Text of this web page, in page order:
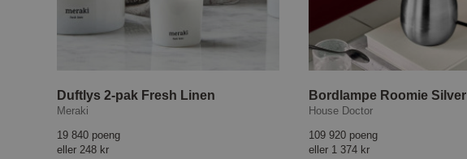
Duftlys 2-pak Fresh Linen
Meraki
19 840 poeng
eller 248 kr
Bordlampe Roomie Silver
House Doctor
109 920 poeng
eller 1 374 kr